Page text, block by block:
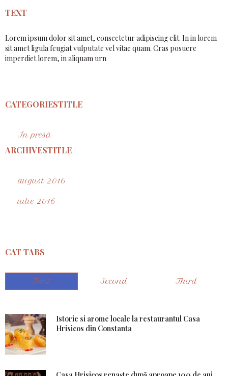
TEXT
Lorem ipsum dolor sit amet, consectetur adipiscing elit. In in lorem
sit amet ligula feugiat vulputate vel vitae quam. Cras posuere
imperdiet lorem, in aliquam urn
CATEGORIESTITLE
În presă
ARCHIVESTITLE
august 2016
iulie 2016
CAT TABS
First Second Third
Istorie si arome locale la restaurantul Casa
Hrisicos din Constanta